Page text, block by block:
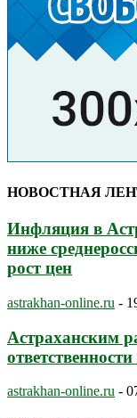
НОВОСТНАЯ
Инфляция в
ниже
рост цен
astrakhan-online.ru -
Астраханским
astrakhan-online.ru -